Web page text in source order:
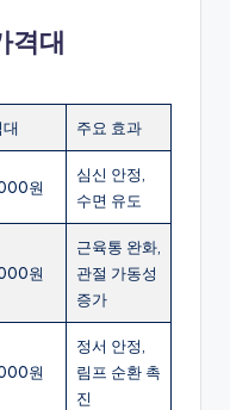
격대
주요 효과
원
심신 안정,
수면 유도
원
근육통 완화,
관절 가동성
증가
원
정서 안정,
림프 순환 촉
진